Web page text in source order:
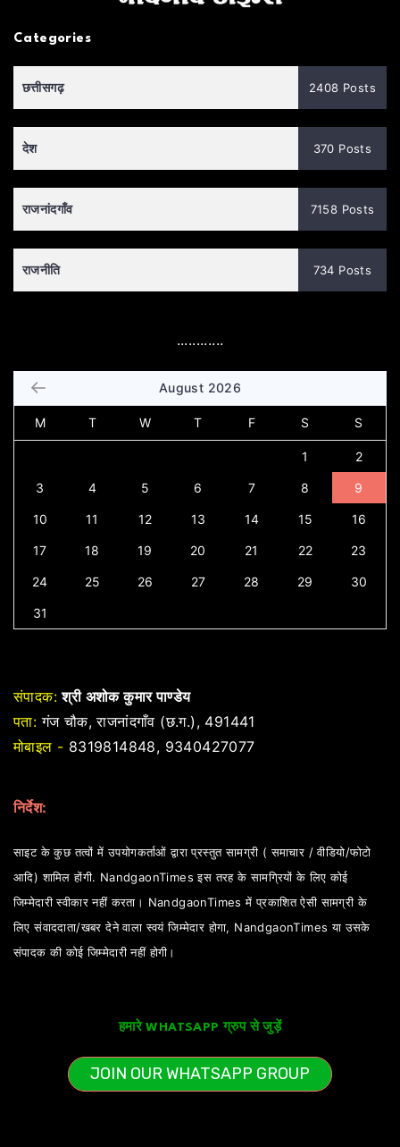
Categories
छत्तीसगढ़ 2408 Posts
देश 370 Posts
राजनांदगाँव 7158 Posts
राजनीति 734 Posts
............
August 2026
M T W T F S S
1 2
3 4 5 6 7 8 9
10 11 12 13 14 15 16
17 18 19 20 21 22 23
24 25 26 27 28 29 30
31
संपादक: श्री अशोक कुमार पाण्डेय
पता: गंज चौक, राजनांदगाँव (छ.ग.), 491441
मोबाइल - 8319814848, 9340427077
निर्देश:
साइट के कुछ तत्वों में उपयोगकर्ताओं द्वारा प्रस्तुत सामग्री ( समाचार / वीडियो/फोटो
आदि) शामिल होंगी. NandgaonTimes इस तरह के सामग्रियों के लिए कोई
जिम्मेदारी स्वीकार नहीं करता। NandgaonTimes में प्रकाशित ऐसी सामग्री के
लिए संवाददाता/खबर देने वाला स्वयं जिम्मेदार होगा, NandgaonTimes या उसके
संपादक की कोई जिम्मेदारी नहीं होगी।
हमारे WHATSAPP ग्रुप से जुड़ें
JOIN OUR WHATSAPP GROUP